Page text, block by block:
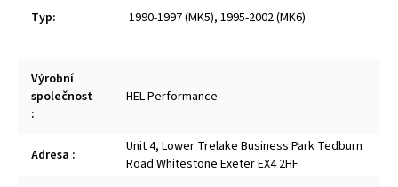
Typ: 1990-1997 (MK5), 1995-2002 (MK6)
Výrobní
společnost
:
HEL Performance
Adresa :
Unit 4, Lower Trelake Business Park Tedburn
Road Whitestone Exeter EX4 2HF